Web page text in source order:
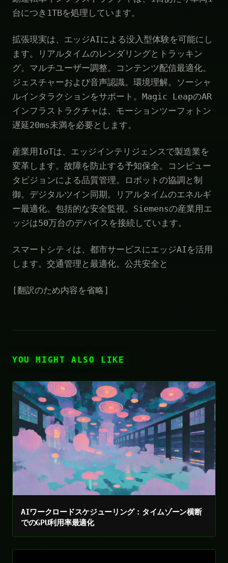
台につき1TBを処理しています。
拡張現実は、エッジAIによる没入型体験を可能にし
ます。リアルタイムのレンダリングとトラッキン
グ。マルチユーザー調整。コンテンツ配信最適化。
ジェスチャーおよび音声認識。環境理解。ソーシャ
ルインタラクションをサポート。Magic LeapのAR
インフラストラクチャは、モーションツーフォトン
遅延20ms未満を必要とします。
産業用IoTは、エッジインテリジェンスで製造業を
変革します。故障を防止する予知保全。コンピュー
タビジョンによる品質管理。ロボットの協調と制
御。デジタルツイン同期。リアルタイムのエネルギ
ー最適化。包括的な安全監視。Siemensの産業用エ
ッジは50万台のデバイスを接続しています。
スマートシティは、都市サービスにエッジAIを活用
します。交通管理と最適化。公共安全と
[翻訳のため内容を省略]
YOU MIGHT ALSO LIKE
AIワークロードスケジューリング：タイムゾーン横断
でのGPU利用率最適化